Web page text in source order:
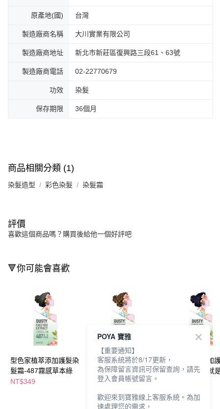
原產地(國) 台灣
製造廠商名稱 大川實業有限公司
製造廠商地址 新北市新莊區復興路三段61、63號
製造廠商電話 02-22770679
功效 染髮
保存期限 36個月
商品相關分類 (1)
染髮造型 彩色染髮 染髮霜
評價
喜歡這個商品嗎？購買後給他一個好評吧
🔻你可能會喜歡
型色家植萃添加護髮染
髮霜-487霧感草本綠
NT$349
型色家植萃添加護髮染
髮霜-734霧感奶茶棕
NT$349
型色家植萃添加
髮霜-780霧感就
POYA 寶雅
【重要通知】
客服系統將於8/17更新，
為保障留言資訊可保留查詢，請先
登入會員帳號留言。
歡迎來到寶雅線上客服系統。為加
速處理您的需求，